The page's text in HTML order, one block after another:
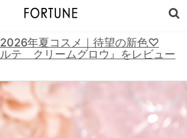
年夏コスメ｜待望の新色♡
ルテ クリームグロウ』をレビュー